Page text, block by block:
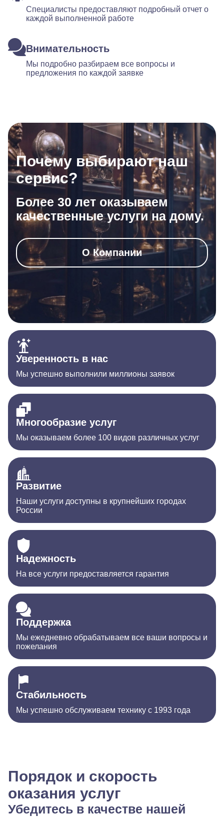
Специалисты предоставляют подробный отчет о
каждой выполненной работе
Внимательность
Мы подробно разбираем все вопросы и
предложения по каждой заявке
Почему выбирают наш
сервис?
Более 30 лет оказываем
качественные услуги на дому.
О Компании
Уверенность в нас
Мы успешно выполнили миллионы заявок
Многообразие услуг
Мы оказываем более 100 видов различных услуг
Развитие
Наши услуги доступны в крупнейших городах
России
Надежность
На все услуги предоставляется гарантия
Поддержка
Мы ежедневно обрабатываем все ваши вопросы и
пожелания
Стабильность
Мы успешно обслуживаем технику с 1993 года
Порядок и скорость
оказания услуг
Убедитесь в качестве нашей